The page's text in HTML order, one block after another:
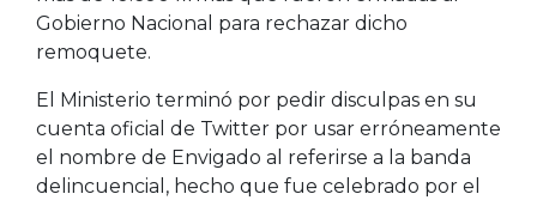
Gobierno Nacional para rechazar dicho
remoquete.
El Ministerio terminó por pedir disculpas en su
cuenta oficial de Twitter por usar erróneamente
el nombre de Envigado al referirse a la banda
delincuencial, hecho que fue celebrado por el